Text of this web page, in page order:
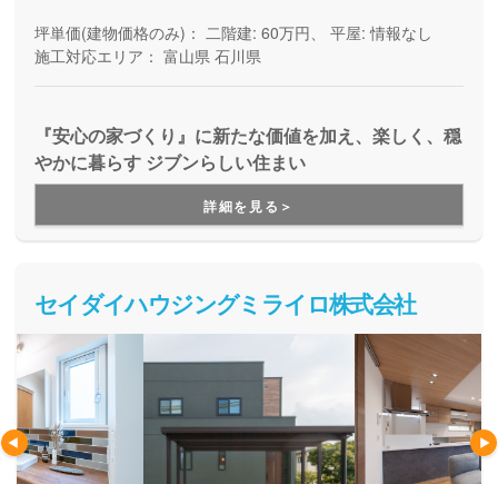
坪単価(建物価格のみ)： 二階建: 60万円、 平屋: 情報なし
施工対応エリア： 富山県 石川県
『安心の家づくり』に新たな価値を加え、楽しく、穏
やかに暮らす ジブンらしい住まい
詳細を見る＞
セイダイハウジングミライロ株式会社